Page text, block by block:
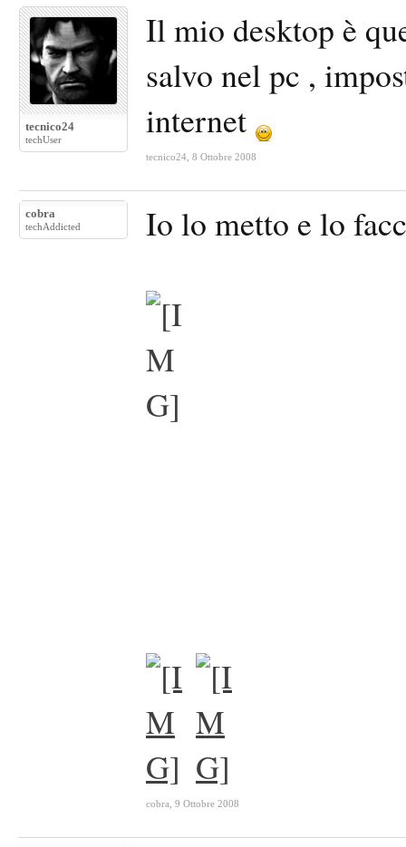
tecnico24
techUser
Il mio desktop è
salvo nel pc ,
internet
tecnico24 8 Ottobre 2008
cobra
techAddicted Io lo metto e lo
cobra 9 Ottobre 2008